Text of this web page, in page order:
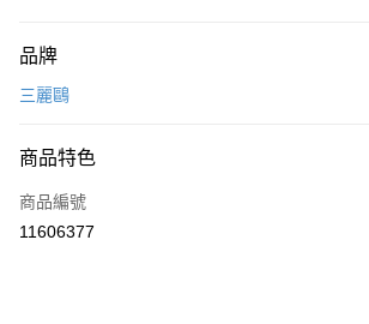
信用卡一次付款
LINE Pay
Apple Pay
品牌
三麗鷗
商品特色
商品編號
11606377